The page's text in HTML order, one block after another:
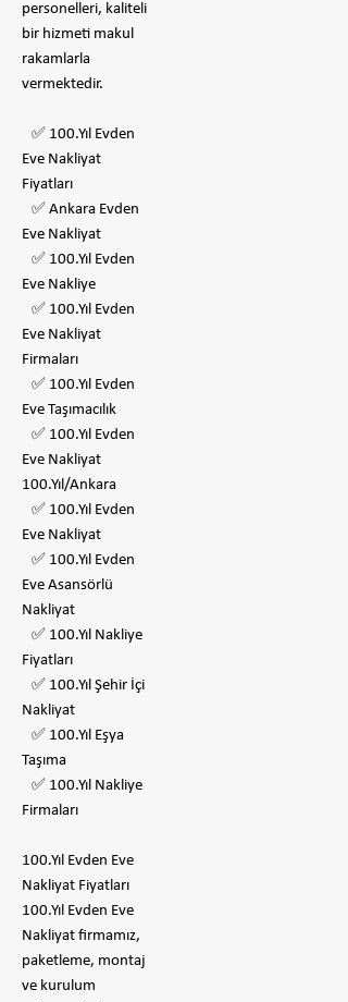
personelleri, kaliteli
bir hizmeti makul
rakamlarla
vermektedir.
✅ 100.Yıl Evden
Eve Nakliyat
Fiyatları
✅ Ankara Evden
Eve Nakliyat
✅ 100.Yıl Evden
Eve Nakliye
✅ 100.Yıl Evden
Eve Nakliyat
Firmaları
✅ 100.Yıl Evden
Eve Taşımacılık
✅ 100.Yıl Evden
Eve Nakliyat
100.Yıl/Ankara
✅ 100.Yıl Evden
Eve Nakliyat
✅ 100.Yıl Evden
Eve Asansörlü
Nakliyat
✅ 100.Yıl Nakliye
Fiyatları
✅ 100.Yıl Şehir İçi
Nakliyat
✅ 100.Yıl Eşya
Taşıma
✅ 100.Yıl Nakliye
Firmaları
100.Yıl Evden Eve
Nakliyat Fiyatları
100.Yıl Evden Eve
Nakliyat firmamız,
paketleme, montaj
ve kurulum